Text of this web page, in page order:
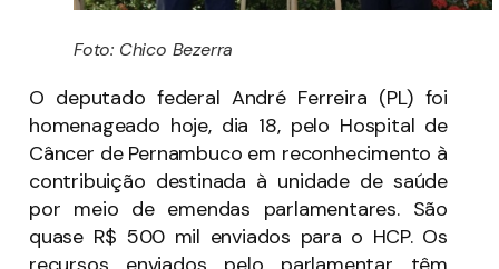
Foto: Chico Bezerra
O deputado federal André Ferreira (PL) foi
homenageado hoje, dia 18, pelo Hospital de
Câncer de Pernambuco em reconhecimento à
contribuição destinada à unidade de saúde
por meio de emendas parlamentares. São
quase R$ 500 mil enviados para o HCP. Os